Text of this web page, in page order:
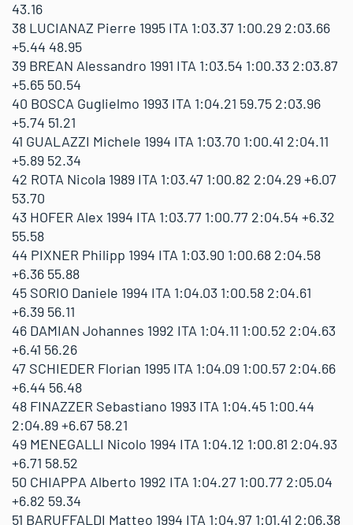
43.16
38 LUCIANAZ Pierre 1995 ITA 1:03.37 1:00.29 2:03.66
+5.44 48.95
39 BREAN Alessandro 1991 ITA 1:03.54 1:00.33 2:03.87
+5.65 50.54
40 BOSCA Guglielmo 1993 ITA 1:04.21 59.75 2:03.96
+5.74 51.21
41 GUALAZZI Michele 1994 ITA 1:03.70 1:00.41 2:04.11
+5.89 52.34
42 ROTA Nicola 1989 ITA 1:03.47 1:00.82 2:04.29 +6.07
53.70
43 HOFER Alex 1994 ITA 1:03.77 1:00.77 2:04.54 +6.32
55.58
44 PIXNER Philipp 1994 ITA 1:03.90 1:00.68 2:04.58
+6.36 55.88
45 SORIO Daniele 1994 ITA 1:04.03 1:00.58 2:04.61
+6.39 56.11
46 DAMIAN Johannes 1992 ITA 1:04.11 1:00.52 2:04.63
+6.41 56.26
47 SCHIEDER Florian 1995 ITA 1:04.09 1:00.57 2:04.66
+6.44 56.48
48 FINAZZER Sebastiano 1993 ITA 1:04.45 1:00.44
2:04.89 +6.67 58.21
49 MENEGALLI Nicolo 1994 ITA 1:04.12 1:00.81 2:04.93
+6.71 58.52
50 CHIAPPA Alberto 1992 ITA 1:04.27 1:00.77 2:05.04
+6.82 59.34
51 BARUFFALDI Matteo 1994 ITA 1:04.97 1:01.41 2:06.38